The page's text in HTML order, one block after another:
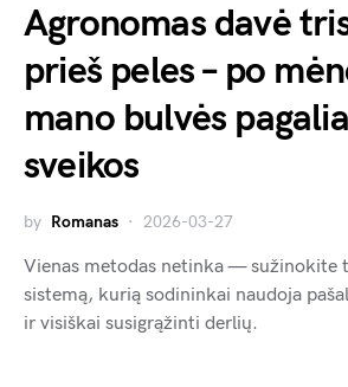
Agronomas davė
prieš peles – po
mano bulvės
sveikos
by Romanas 2026-03-27
Vienas metodas netinka — sužinokite
sistemą, kurią sodininkai naudoja
ir visiškai susigrąžinti derlių.